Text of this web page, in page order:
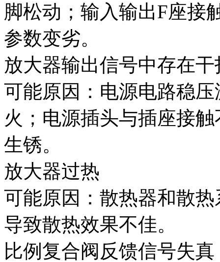
脚松动；输入输出F座接
参数变劣。
放大器输出信号中存在干
可能原因：电源电路稳
火；电源插头与插座接
生锈。
放大器过热
可能原因：散热器和散
导致散热效果不佳。
比例复合阀反馈信号失真